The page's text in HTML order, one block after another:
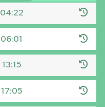
04:22
06:01
13:15
17:05